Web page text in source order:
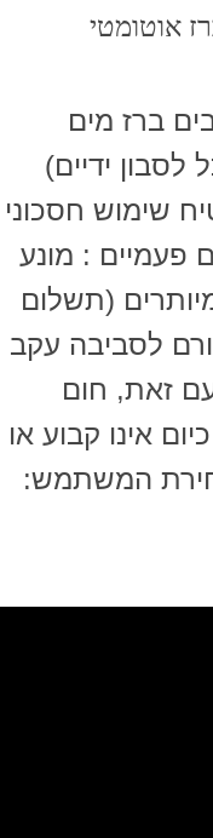
אוטומטי
ברז מים
ידיים)
שימוש חסכוני
פעמיים : מונע
(תשלום
לסביבה עקב
עם זאת, חום
אינו קבוע או
המשתמש: